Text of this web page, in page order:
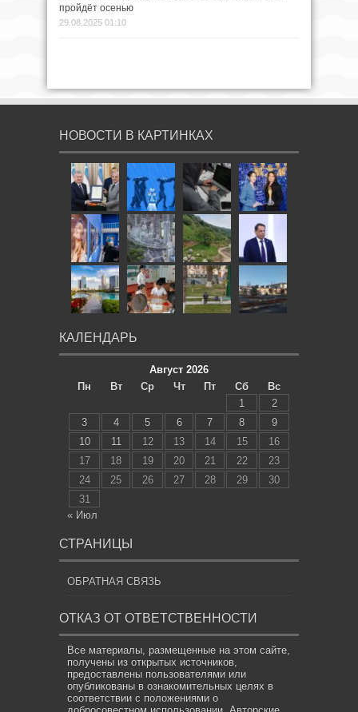
пройдёт осенью
29.08.2025 01:10
НОВОСТИ В КАРТИНКАХ
КАЛЕНДАРЬ
Август 2026
Пн
Вт Ср Чт Пт Сб
Вс
1
2
3
4 5 6 7 8
9
10
11 12 13 14 15
16
17
18 19 20 21 22
23
24
25 26 27 28 29
30
31
« Июл
СТРАНИЦЫ
ОБРАТНАЯ СВЯЗЬ
ОТКАЗ ОТ ОТВЕТСТВЕННОСТИ
Все материалы, размещенные на этом сайте,
получены из открытых источников,
предоставлены пользователями или
опубликованы в ознакомительных целях в
соответствии с положениями о
добросовестном использовании. Авторские